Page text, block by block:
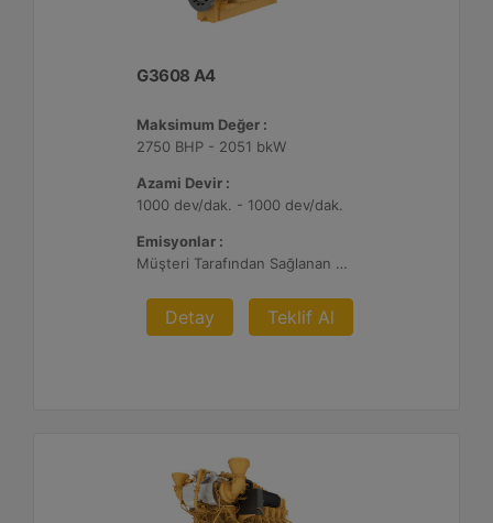
G3608 A4
Maksimum Değer :
2750 BHP - 2051 bkW
Azami Devir :
1000 dev/dak. - 1000 dev/dak.
Emisyonlar :
Müşteri Tarafından Sağlanan Atık Arıtma ile NSPS Saha Uyumluluğuna Sahiptir, 0,3 g ve 0,5 g/bhp-sa. NOx
Detay Teklif Al